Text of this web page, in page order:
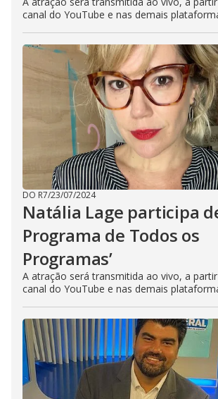
canal do YouTube e nas demais
DO R7/23/07/2024
Natália Lage participa
Programa de Todos os
Programas’
A atração será transmitida ao vivo, a
canal do YouTube e nas demais